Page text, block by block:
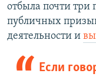
отбыла почти три
публичных
деятельности и
Если